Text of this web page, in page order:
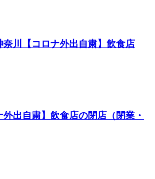
奈川【コロナ外出自粛】飲食店
出自粛】飲食店の閉店（閉業・